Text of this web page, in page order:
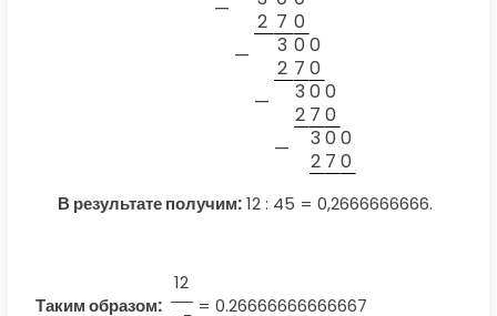
—
2 7 0
—
3 0 0
2 7 0
—
3 0 0
2 7 0
—
3 0 0
2 7 0
В результате получим:12 : 45 = 0,2666666666.
Таким образом:
12
= 0.26666666666667